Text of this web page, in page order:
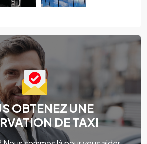
OBTENEZ UNE
DE TAXI